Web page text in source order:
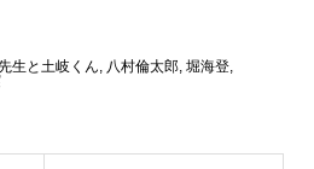
生と土岐くん 八村倫太郎, 堀海登,